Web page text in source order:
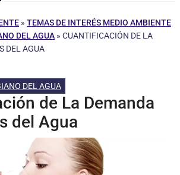
» TEMAS DE INTERÉS MEDIO AMBIENTE
DEL AGUA » CUANTIFICACIÓN DE LA
DEL AGUA
DEL AGUA
de La Demanda
del Agua